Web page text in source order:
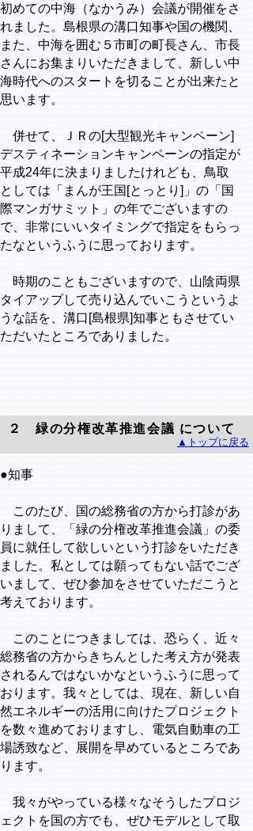
初めての中海（なかうみ）会議が開催をさ
れました。島根県の溝口知事や国の機関、
また、中海を囲む５市町の町長さん、市長
さんにお集まりいただきまして、新しい中
海時代へのスタートを切ることが出来たと
思います。
併せて、ＪＲの[大型観光キャンペーン]
デスティネーションキャンペーンの指定が
平成24年に決まりましたけれども、鳥取
としては「まんが王国[とっとり]」の「国
際マンガサミット」の年でございますの
で、非常にいいタイミングで指定をもらっ
たなというふうに思っております。
時期のこともございますので、山陰両県
タイアップして売り込んでいこうというよ
うな話を、溝口[島根県]知事ともさせてい
ただいたところでありました。
２ 緑の分権改革推進会議 について
▲トップに戻る
●知事
このたび、国の総務省の方から打診があ
りまして、「緑の分権改革推進会議」の委
員に就任して欲しいという打診をいただき
ました。私としては願ってもない話でござ
いまして、ぜひ参加をさせていただこうと
考えております。
このことにつきましては、恐らく、近々
総務省の方からきちんとした考え方が発表
されるんではないかなというふうに思って
おります。我々としては、現在、新しい自
然エネルギーの活用に向けたプロジェクト
を数々進めておりますし、電気自動車の工
場誘致など、展開を早めているところであ
ります。
我々がやっている様々なそうしたプロジ
ェクトを国の方でも、ぜひモデルとして取